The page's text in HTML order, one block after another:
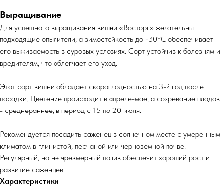
Выращивание
Для успешного выращивания вишни «Восторг» желательны
подходящие опылители, а зимостойкость до -30°C обеспечивает
его выживаемость в суровых условиях. Сорт устойчив к болезням и
вредителям, что облегчает его уход.
Этот сорт вишни обладает скороплодностью на 3-й год после
посадки. Цветение происходит в апреле-мае, а созревание плодов
- среднераннее, в период с 15 по 20 июля.
Рекомендуется посадить саженец в солнечном месте с умеренным
климатом в глинистой, песчаной или черноземной почве.
Регулярный, но не чрезмерный полив обеспечит хороший рост и
развитие саженцев.
Характеристики